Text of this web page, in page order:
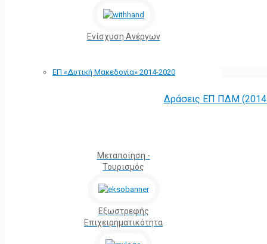
Ενίσχυση Ανέργων
ΕΠ «Δυτική Μακεδονία» 2014-2020
Δράσεις ΕΠ ΠΔΜ (2014
Μεταποίηση -
Τουρισμός
Εξωστρεφής
Επιχειρηματικότητα